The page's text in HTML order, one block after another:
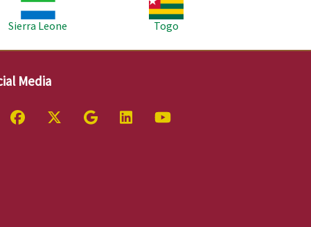
Sierra Leone
Togo
Media